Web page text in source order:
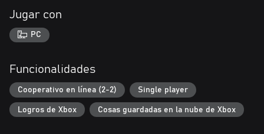
Jugar con
PC
Funcionalidades
Cooperativo en línea (2-2) Single player
Logros de Xbox Cosas guardadas en la nube de Xbox